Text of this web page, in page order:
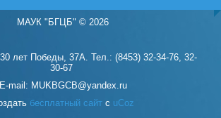
МАУК "БГЦБ" © 2026
лет Победы, 37А. Тел.: (8453) 32-34-76, 32-
30-67
E-mail: MUKBGCB@yandex.ru
бесплатный сайт с uCoz